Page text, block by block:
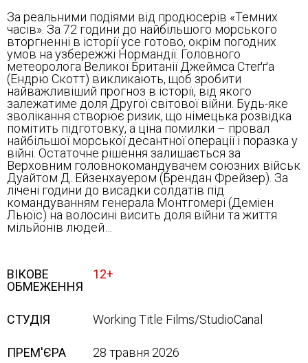
За реальними подіями від продюсерів «Темних
часів». За 72 години до найбільшого морського
вторгненні в історії усе готово, окрім погодних
умов на узбережжі Нормандії. Головного
метеоролога Великої Британії Джеймса Стеґґа
(Ендрю Скотт) викликають, щоб зробити
найважливіший прогноз в історії, від якого
залежатиме доля Другої світової війни. Будь-яке
зволікання створює ризик, що німецька розвідка
помітить підготовку, а ціна помилки – провал
найбільшої морської десантної операції і поразка у
війні. Остаточне рішення залишається за
Верховним головнокомандувачем союзних військ
Дуайтом Д. Ейзенхауером (Брендан Фрейзер). За
лічені години до висадки солдатів під
командуванням генерала Монтгомері (Деміен
Льюїс) на волосині висить доля війни та життя
мільйонів людей…
ВІКОВЕ
ОБМЕЖЕННЯ
12+
СТУДІЯ Working Title Films/StudioCanal
ПРЕМ'ЄРА 28 травня 2026